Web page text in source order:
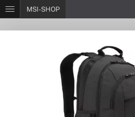
MSI-SHOP